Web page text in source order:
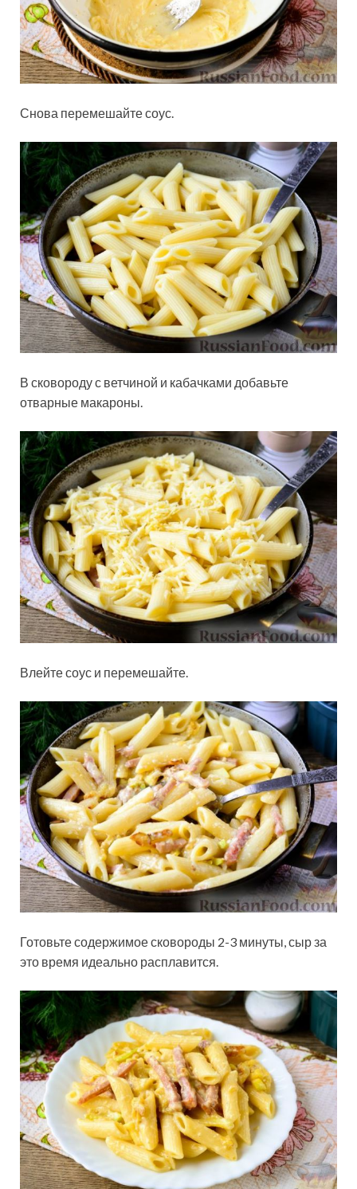
Снова перемешайте соус.
В сковороду с ветчиной и кабачками добавьте
отварные макароны.
Влейте соус и перемешайте.
Готовьте содержимое сковороды 2-3 минуты, сыр за
это время идеально расплавится.